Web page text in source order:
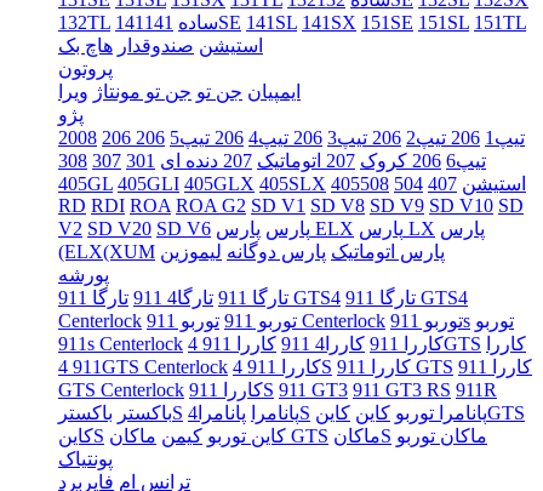
132TL
141ساده141SE 141SL 141SX 151SE 151SL 151TL
استیشن صندوقدار هاچ بک
پروتون
ایمپیان جن تو جن تو مونتاژ ویرا
پژو
2008
206 تیپ1 206 تیپ2 206 تیپ3 206 تیپ4 206 تیپ5
206
تیپ6
206 کروک 207 اتوماتیک 207 دنده ای 301
307
308
405GL 405GLI 405GLX 405SLX 405استیشن 407
504
508
RD RDI ROA ROA G2 SD V1 SD V8 SD V9 SD V10 SD
V2 SD V20 SD V6 پارس پارس ELX پارس LX پارس
(ELX(XUM
پارس اتوماتیک پارس دوگانه لیموزین
پورشه
تارگا 911
تارگا4 911 تارگا 911 GTS4 تارگا 911 GTS4
Centerlock
توربو 911 توربو 911 Centerlock توربو 911s توربو
911s Centerlock
کاررا 911 کاررا4 911 کاررا 911 4GTS
کاررا
911 4GTS Centerlock
کاررا 911 4S کاررا 911 GTS کاررا 911
GTS Centerlock
کاررا 911S 911 GT3 911 GT3 RS 911R
باکسترباکسترS پانامراپانامرا4S پانامرا توربو کاین
کاینGTS
کاینS
کاین توربو کیمن ماکان GTS ماکانS ماکان توربو
پونتیاک
ترانس ام فایربرد